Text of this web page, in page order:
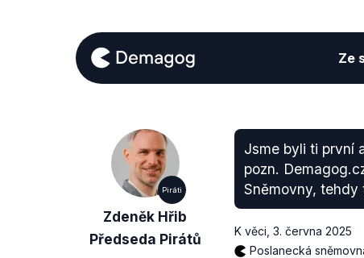
Ze
Piráti
Zdeněk Hřib
Předseda Pirátů
Jsme byli ti první
pozn.
Sněmovny, tehdy
K věci 3. června 2025
Poslanecká